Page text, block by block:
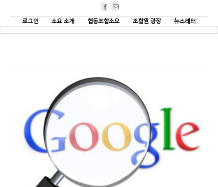
Facebook
로그인
소요 소개 협동조합소요 조합원 광장 뉴스레터